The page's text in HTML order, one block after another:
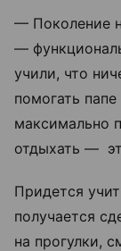
— Поколение
—
учили, что
помогать
максимально
отдыхать —
Придется
получается
на прогулки,